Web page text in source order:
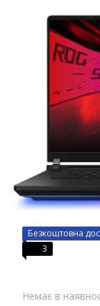
Безкоштовна
3
Немає в